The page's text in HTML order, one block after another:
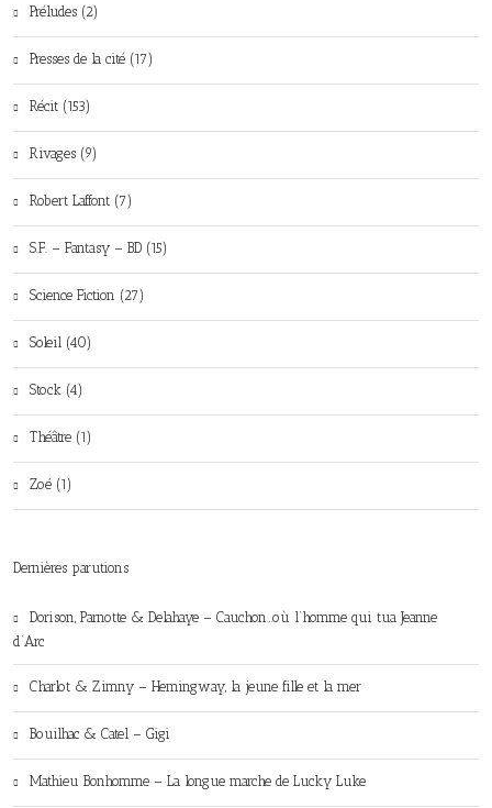
Préludes (2)
Presses de la cité (17)
Récit (153)
Rivages (9)
Robert Laffont (7)
S.F. – Fantasy – BD (15)
Science Fiction (27)
Soleil (40)
Stock (4)
Théâtre (1)
Zoé (1)
Dernières parutions
Dorison, Parnotte & Delahaye – Cauchon…où l’homme qui tua Jeanne
d’Arc
Charlot & Zimny – Hemingway, la jeune fille et la mer
Bouilhac & Catel – Gigi
Mathieu Bonhomme – La longue marche de Lucky Luke